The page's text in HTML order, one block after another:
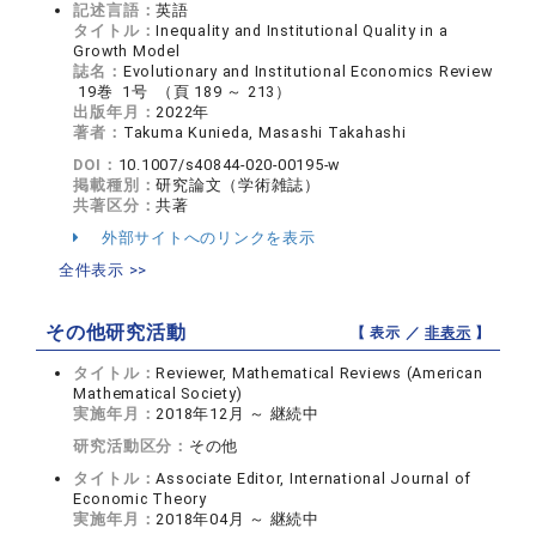
記述言語：英語
タイトル：Inequality and Institutional Quality in a
Growth Model
誌名： Evolutionary and Institutional Economics Review
19巻 1号 （頁 189 ～ 213）
出版年月：2022年
著者： Takuma Kunieda, Masashi Takahashi
DOI： 10.1007/s40844-020-00195-w
掲載種別：研究論文（学術雑誌）
共著区分：共著
外部サイトへのリンクを表示
全件表示 >>
その他研究活動 【 表示 ／非表示 】
タイトル：Reviewer, Mathematical Reviews (American
Mathematical Society)
実施年月：2018年12月 ～ 継続中
研究活動区分： その他
タイトル：Associate Editor, International Journal of
Economic Theory
実施年月：2018年04月 ～ 継続中